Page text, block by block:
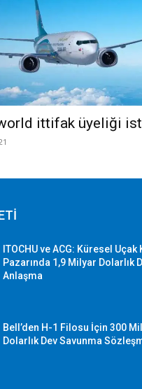
ittifak üyeliği
ITOCHU ve ACG: Küresel
Pazarında 1,9 Milyar Dolarlık
Anlaşma
Bell’den H-1 Filosu İçin 300
Dolarlık Dev Savunma